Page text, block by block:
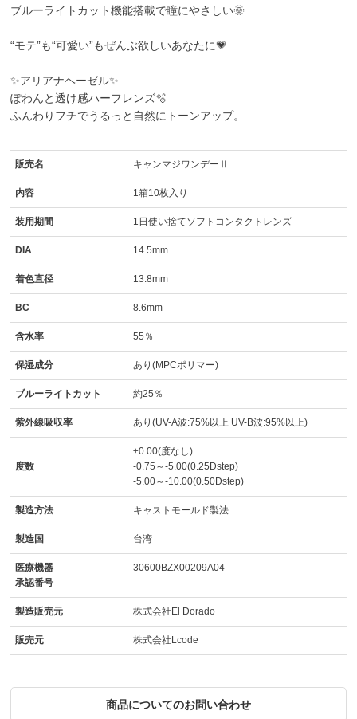
ブルーライトカット機能搭載で瞳にやさしい🌞
“モテ”も“可愛い”もぜんぶ欲しいあなたに💗
✨アリアナヘーゼル✨
ぽわんと透け感ハーフレンズ🫧
ふんわりフチでうるっと自然にトーンアップ。
販売名 キャンマジワンデーⅡ
内容 1箱10枚入り
装用期間 1日使い捨てソフトコンタクトレンズ
DIA 14.5mm
着色直径 13.8mm
BC 8.6mm
含水率 55％
保湿成分 あり(MPCポリマー)
ブルーライトカット 約25％
紫外線吸収率 あり(UV-A波:75%以上 UV-B波:95%以上)
度数
±0.00(度なし)
-0.75～-5.00(0.25Dstep)
-5.00～-10.00(0.50Dstep)
製造方法 キャストモールド製法
製造国 台湾
医療機器
承認番号
30600BZX00209A04
製造販売元 株式会社El Dorado
販売元 株式会社Lcode
商品についてのお問い合わせ